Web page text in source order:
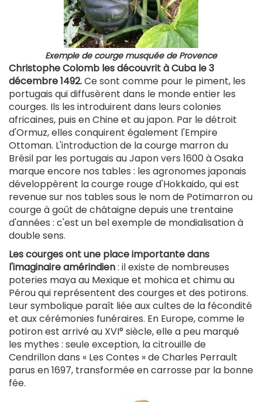
Exemple de courge musquée de Provence
Christophe Colomb les découvrit à Cuba le 3
décembre 1492.Ce sont comme pour le piment, les
portugais qui diffusèrent dans le monde entier les
courges. Ils les introduirent dans leurs colonies
africaines, puis en Chine et au japon. Par le détroit
d'Ormuz, elles conquirent également l'Empire
Ottoman. L'introduction de la courge marron du
Brésil par les portugais au Japon vers 1600 à Osaka
marque encore nos tables : les agronomes japonais
développèrent la courge rouge d'Hokkaido, qui est
revenue sur nos tables sous le nom de Potimarron ou
courge à goût de châtaigne depuis une trentaine
d'années : c'est un bel exemple de mondialisation à
double sens.
Les courges ont une place importante dans
l'imaginaire amérindien: il existe de nombreuses
poteries maya au Mexique et mohica et chimu au
Pérou qui représentent des courges et des potirons.
Leur symbolique paraît liée aux cultes de la fécondité
et aux cérémonies funéraires. En Europe, comme le
potiron est arrivé au XVI° siècle, elle a peu marqué
les mythes : seule exception, la citrouille de
Cendrillon dans « Les Contes » de Charles Perrault
parus en 1697, transformée en carrosse par la bonne
fée.